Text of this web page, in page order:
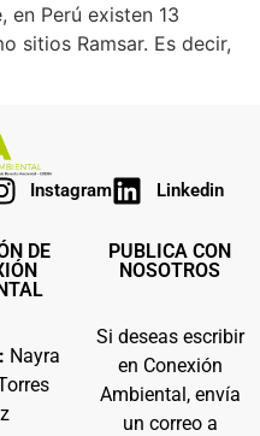
en Perú existen 13
sitios Ramsar. Es decir,
Instagram Linkedin
DE
Nayra
PUBLICA CON
NOSOTROS
Si deseas escribir
en Conexión
Ambiental, envía
un correo a